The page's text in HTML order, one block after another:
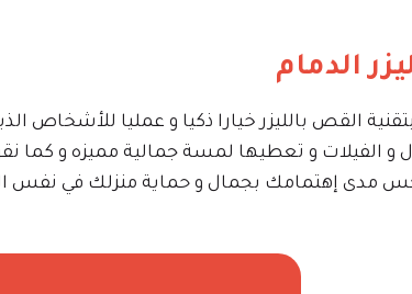
الدمام
القص بالليزر خيارا ذكيا و عمليا
و الفيلات و تعطيها لمسة جمالية مميزه و كما
مدى إهتمامك بجمال و حماية منزلك في نفس